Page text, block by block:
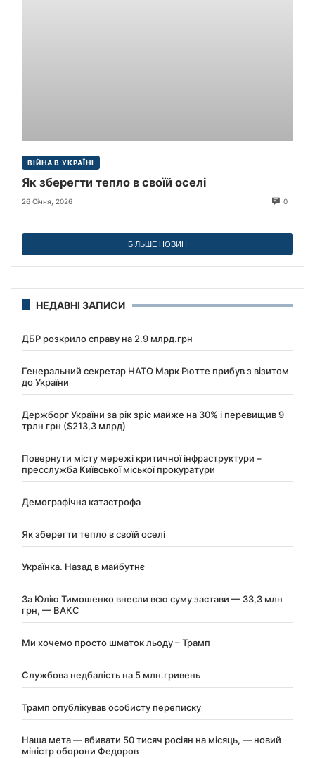
ВІЙНА В УКРАЇНІ
Як зберегти тепло в своїй оселі
26 Січня, 2026 0
БІЛЬШЕ НОВИН
НЕДАВНІ ЗАПИСИ
ДБР розкрило справу на 2.9 млрд.грн
Генеральний секретар НАТО Марк Рютте прибув з візитом
до України
Держборг України за рік зріс майже на 30% і перевищив 9
трлн грн ($213,3 млрд)
Повернути місту мережі критичної інфраструктури –
пресслужба Київської міської прокуратури
Демографічна катастрофа
Як зберегти тепло в своїй оселі
Українка. Назад в майбутнє
За Юлію Тимошенко внесли всю суму застави — 33,3 млн
грн, — ВАКС
Ми хочемо просто шматок льоду – Трамп
Службова недбалість на 5 млн.гривень
Трамп опублікував особисту переписку
Наша мета — вбивати 50 тисяч росіян на місяць, — новий
міністр оборони Федоров